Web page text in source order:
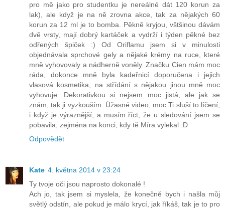
pro mě jako pro studentku je nereálné dát 120 korun za
lak), ale když je na ně zrovna akce, tak za nějakých 60
korun za 12 ml je to bomba. Pěkně kryjou, vštšinou dávám
dvě vrsty, mají dobrý kartáček a vydrží i týden pěkné bez
odřených špiček :) Od Oriflamu jsem si v minulosti
objednávala sprchové gely a nějaké krémy na ruce, které
mně vyhovovaly a nádherně voněly. Značku Cien mám moc
ráda, dokonce mně byla kadeřnicí doporučena i jejich
vlasová kosmetika, na střídání s nějakou jinou mně moc
vyhovuje. Dekorativkou si nejsem moc jistá, ale jak se
znám, tak ji vyzkouším. Úžasné video, moc Ti sluší to líčení,
i když je výraznější, a musím říct, že u sledování jsem se
pobavila, zejména na konci, kdy tě Míra vylekal :D
Odpovědět
Kate 4. května 2014 v 23:24
Ty tvoje oči jsou naprosto dokonalé !
Ach jo, tak jsem si myslela, že konečně bych i našla můj
světlý odstín, ale pokud je málo krycí, jak říkáš, tak je to pro